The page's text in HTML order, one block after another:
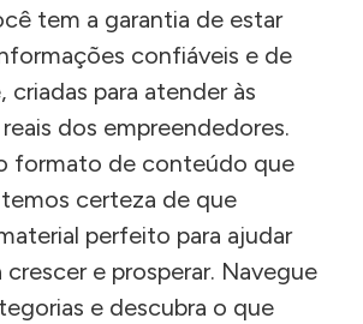
tem a garantia de estar
confiáveis e de
criadas para atender às
dos empreendedores.
formato de conteúdo que
certeza de que
perfeito para ajudar
e prosperar. Navegue
e descubra o que